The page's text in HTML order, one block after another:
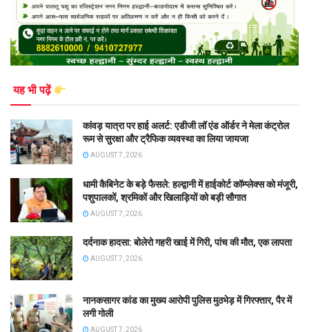
यह भी पढ़ें
कांवड़ यात्रा पर हाई अलर्ट: एडीजी लॉ एंड ऑर्डर ने मेला कंट्रोल
रूम से सुरक्षा और ट्रैफिक व्यवस्था का लिया जायजा
AUGUST 7, 2026
धामी कैबिनेट के बड़े फैसले: हल्द्वानी में हाईकोर्ट कॉम्प्लेक्स को मंजूरी,
पशुपालकों, श्रमिकों और खिलाड़ियों को बड़ी सौगात
AUGUST 7, 2026
दर्दनाक हादसा: बोलेरो गहरी खाई में गिरी, पांच की मौत, एक लापता
AUGUST 7, 2026
नानकसागर कांड का मुख्य आरोपी पुलिस मुठभेड़ में गिरफ्तार, पैर में
लगी गोली
AUGUST 7, 2026